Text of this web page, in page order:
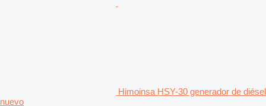
Himoinsa HSY-30 generador de diésel
nuevo